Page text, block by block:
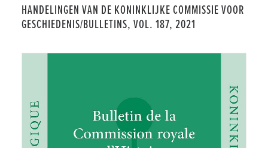
HANDELINGEN VAN DE KONINKLIJKE COMMISSIE VOOR
GESCHIEDENIS/BULLETINS, VOL. 187, 2021